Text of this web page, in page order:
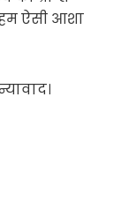
ऐसी आशा